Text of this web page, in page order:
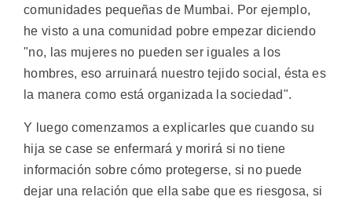
comunidades pequeñas de Mumbai. Por ejemplo,
he visto a una comunidad pobre empezar diciendo
"no, las mujeres no pueden ser iguales a los
hombres, eso arruinará nuestro tejido social, ésta es
la manera como está organizada la sociedad".
Y luego comenzamos a explicarles que cuando su
hija se case se enfermará y morirá si no tiene
información sobre cómo protegerse, si no puede
dejar una relación que ella sabe que es riesgosa, si